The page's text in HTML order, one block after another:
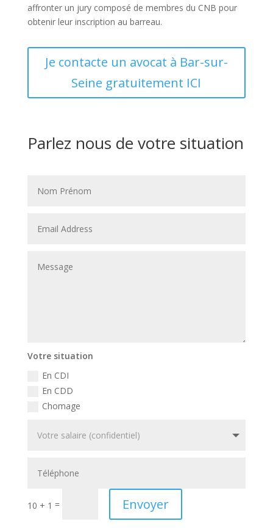
affronter un jury composé de membres du CNB pour
obtenir leur inscription au barreau.
Je contacte un avocat à Bar-sur-
Seine gratuitement ICI
Parlez nous de votre situation
Votre situation
En CDI
En CDD
Chomage
10 + 1 = Envoyer